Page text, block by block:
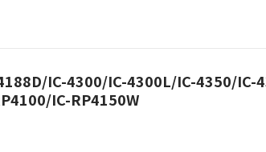
IC-4300/IC-4300L/IC-4350/
IC-RP4150W